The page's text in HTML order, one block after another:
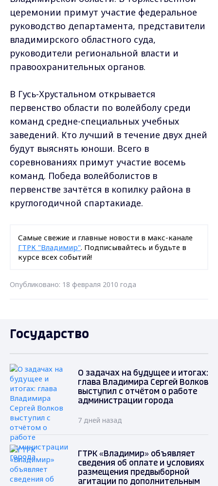
церемонии примут участие федеральное
руководство департамента, представители
владимирского областного суда,
руководители региональной власти и
правоохранительных органов.
В Гусь-Хрустальном открывается
первенство области по волейболу среди
команд средне-специальных учебных
заведений. Кто лучший в течение двух дней
будут выяснять юноши. Всего в
соревнованиях примут участие восемь
команд. Победа волейболистов в
первенстве зачтётся в копилку района в
круглогодичной спартакиаде.
Самые свежие и главные новости в макс-канале
ГТРК "Владимир". Подписывайтесь и будьте в
курсе всех событий!
Опубликовано: 18 февраля 2010 года
Государство
О задачах на будущее и итогах:
глава Владимира Сергей Волков
выступил с отчётом о работе
администрации города
7 дней назад
ГТРК «Владимир» объявляет
сведения об оплате и условиях
размещения предвыборной
агитации по дополнительным